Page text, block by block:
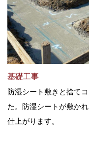
基礎工事
防湿シート敷きと捨て
た。防湿シートが敷か
仕上がります。